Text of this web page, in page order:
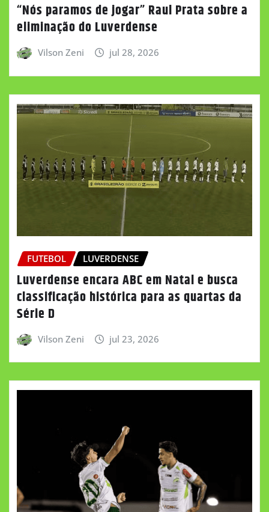
“Nós paramos de jogar” Raul Prata sobre a
eliminação do Luverdense
Vilson Zeni jul 28, 2026
FUTEBOL LUVERDENSE
Luverdense encara ABC em Natal e busca
classificação histórica para as quartas da
Série D
Vilson Zeni jul 23, 2026